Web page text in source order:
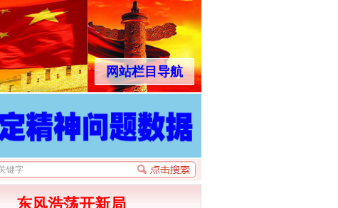
网站栏目导航
东风浩荡开新局